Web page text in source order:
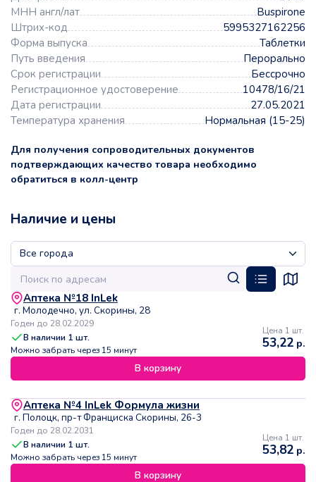
МНН англ/лат
Buspirone
Штрих-код
5995327162256
Форма выпуска
Таблетки
Путь введения
Перорально
Срок регистрации
Бессрочно
Регистрационное удостоверение
10478/16/21
Дата регистрации
27.05.2021
Температура хранения
Нормальная (15-25)
Для получения сопроводительных документов
подтверждающих качество товара необходимо
обратиться в колл-центр
Наличие и цены
Аптека №18 InLek
г. Молодечно, ул. Скорины, 28
Годен до 28.02.2029
В наличии 1 шт.
Можно забрать через 15 минут
Цена 1 шт.
53,22 р.
В корзину
Аптека №4 InLek Формула жизни
г. Полоцк, пр-т Франциска Скорины, 26-3
Годен до 28.02.2031
В наличии 1 шт.
Можно забрать через 15 минут
Цена 1 шт.
53,82 р.
В корзину